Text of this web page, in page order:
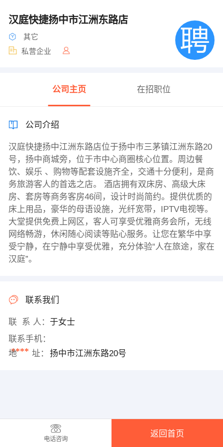
汉庭快捷扬中市江洲东路店
其它
私营企业
公司主页 在招职位
公司介绍
汉庭快捷扬中江洲东路店位于扬中市三茅镇江洲东路20
号，扬中商城旁，位于市中心商圈核心位置。周边餐
饮、娱乐 、购物等配套设施齐全，交通十分便利，是商
务旅游客人的首选之店。 酒店拥有双床房、高级大床
房、套房等商务客房46间，设计时尚简约。提供优质的
床上用品，豪华的母语设施，光纤宽带，IPTV电视等。
大堂提供免费上网区，客人可享受优雅商务会所，无线
网络畅游，休闲随心阅读等贴心服务。让您在繁华中享
受宁静，在宁静中享受优雅，充分体验“人在旅途，家在
汉庭”。
联系我们
联 系 人： 于女士
联系手机：
****
地 址： 扬中市江洲东路20号
电话咨询
返回首页